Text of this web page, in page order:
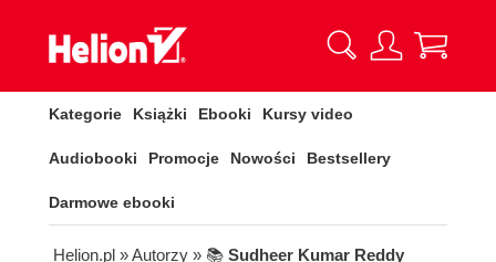
Kategorie Książki Ebooki Kursy video
Audiobooki Promocje Nowości Bestsellery
Darmowe ebooki
Helion.pl » Autorzy » 📚 Sudheer Kumar Reddy